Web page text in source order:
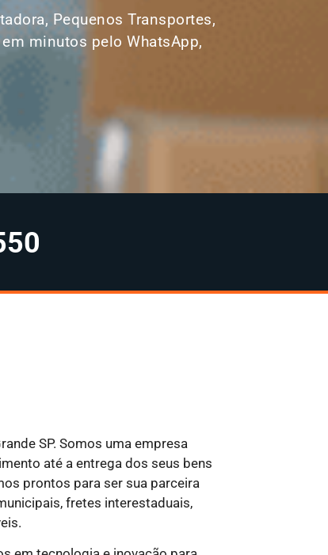
Pequenos Transportes,
minutos pelo WhatsApp,
SP. Somos uma empresa
até a entrega dos seus bens
prontos para ser sua parceira
fretes interestaduais,